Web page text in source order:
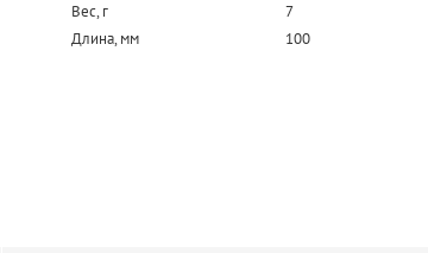
Вес, г
7
Длина, мм
100